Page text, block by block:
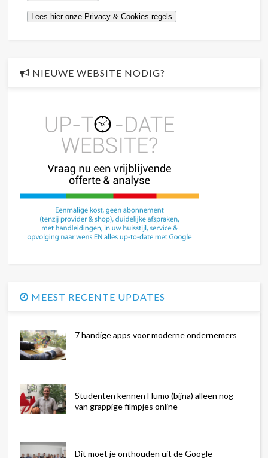
NIEUWE WEBSITE NODIG?
MEEST RECENTE UPDATES
7 handige apps voor moderne ondernemers
Studenten kennen Humo (bijna) alleen nog
van grappige filmpjes online
Dit moet je onthouden uit de Google-